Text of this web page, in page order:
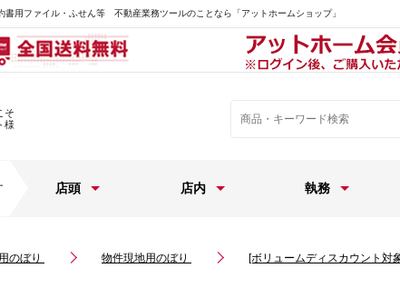
書用ファイル・ふせん等 不動産業務ツールのことなら「アットホームショップ」
そ
様
店頭 店内 執務
のぼり 物件現地用のぼり [ボリュームディスカウント対